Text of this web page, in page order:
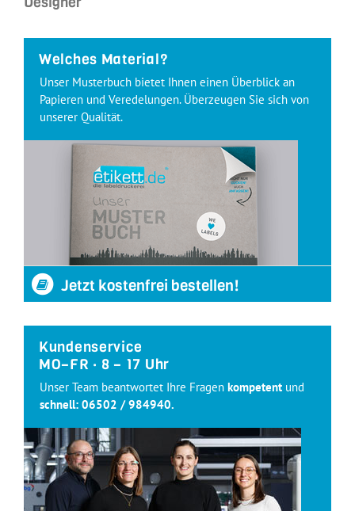
Welches Material?
Unser Musterbuch bietet Ihnen einen Überblick an
Papieren und Veredelungen. Überzeugen Sie sich von
unserer Qualität.
Jetzt kostenfrei bestellen!
Kundenservice
MO–FR · 8 – 17 Uhr
Unser Team beantwortet Ihre Fragen kompetent und
schnell: 06502 / 984940.